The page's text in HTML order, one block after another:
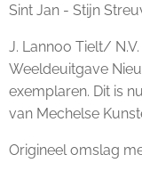
Sint Jan - Stijn
J. Lannoo Tielt/
Weeldeuitgave
exemplaren. Dit is
van Mechelse
Origineel omslag